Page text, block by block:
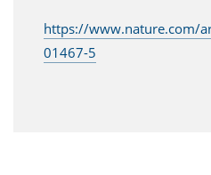
https://www.nature.com/
01467-5